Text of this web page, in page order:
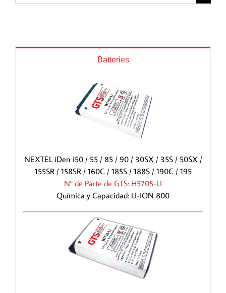
for:
Batteries
NEXTEL iDen i50 / 55 / 85 / 90 / 30SX / 35S / 50SX /
155SR / 158SR / 160C / 185S / 188S / 190C / 195
N° de Parte de GTS: H5705-LI
Química y Capacidad: LI-ION 800